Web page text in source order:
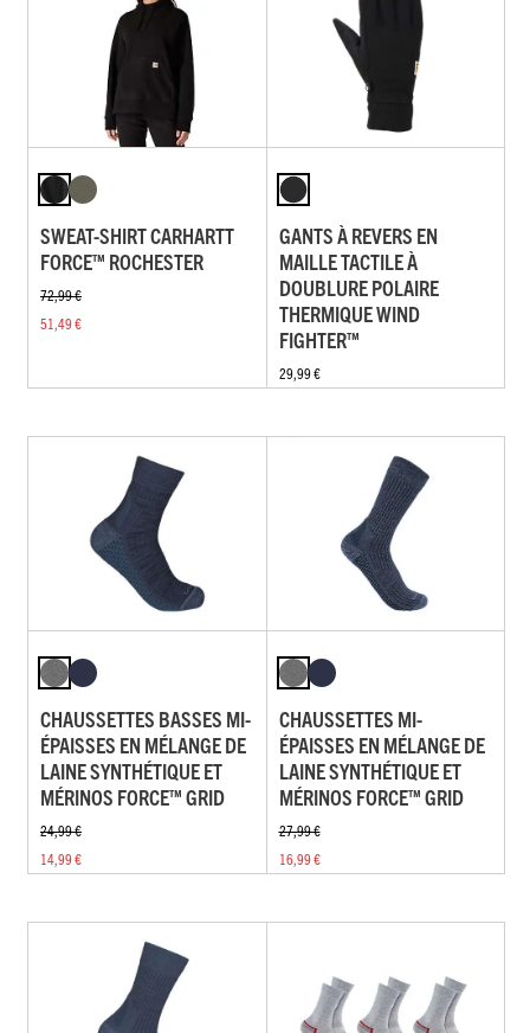
SWEAT-SHIRT CARHARTT
FORCE™ ROCHESTER
72,99 €
51,49 €
GANTS À REVERS EN
MAILLE TACTILE À
DOUBLURE POLAIRE
THERMIQUE WIND
FIGHTER™
29,99 €
CHAUSSETTES BASSES MI-
ÉPAISSES EN MÉLANGE DE
LAINE SYNTHÉTIQUE ET
MÉRINOS FORCE™ GRID
24,99 €
14,99 €
CHAUSSETTES MI-
ÉPAISSES EN MÉLANGE DE
LAINE SYNTHÉTIQUE ET
MÉRINOS FORCE™ GRID
27,99 €
16,99 €